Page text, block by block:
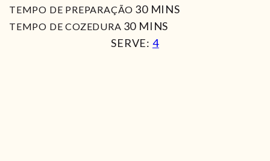
TEMPO DE PREPARAÇÃO 30MIN
MINS
TEMPO DE COZEDURA 30MIN
MINS
SERVE: 4